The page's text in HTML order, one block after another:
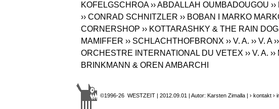
KOFELGSCHROA ›› ABDALLAH OUMBADOUGOU
›› CONRAD SCHNITZLER ›› BOBAN I MARKO
CORNERSHOP ›› KOTTARASHKY & THE RAIN
MAMIFFER ›› SCHLACHTHOFBRONX ›› V. A. ›› V. A
ORCHESTRE INTERNATIONAL DU VETEX ›› V. A.
BRINKMANN & OREN AMBARCHI
©1996-26 WESTZEIT | 2012.09.01 | Autor: Karsten Zimalla | › kontakt ›